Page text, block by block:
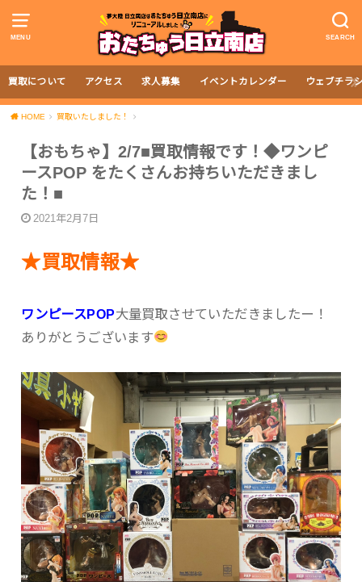
MENU SEARCH
買取について アクセス 求人募集 イベントカレンダー ウェブチラ
HOME 買取いたしました！
【おもちゃ】2/7■買取情報です！◆ワンピ
ースPOP をたくさんお持ちいただきまし
た！■
2021年2月7日
★買取情報★
ワンピースPOP大量買取させていただきましたー！
ありがとうございます